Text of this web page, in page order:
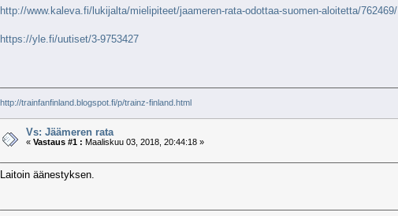
http://www.kaleva.fi/lukijalta/mielipiteet/jaameren-rata-odottaa-suomen-aloitetta/762469/
https://yle.fi/uutiset/3-9753427
http://trainfanfinland.blogspot.fi/p/trainz-finland.html
Vs: Jäämeren rata
« Vastaus #1 : Maaliskuu 03, 2018, 20:44:18 »
Laitoin äänestyksen.